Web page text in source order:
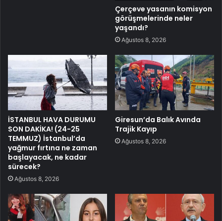
Çerçeve yasanın komisyon
görüşmelerinde neler
yaşandı?
Ağustos 8, 2026
İSTANBUL HAVA DURUMU
SON DAKİKA! (24-25
TEMMUZ) İstanbul’da
yağmur fırtına ne zaman
başlayacak, ne kadar
sürecek?
Ağustos 8, 2026
Giresun’da Balık Avında
Trajik Kayıp
Ağustos 8, 2026